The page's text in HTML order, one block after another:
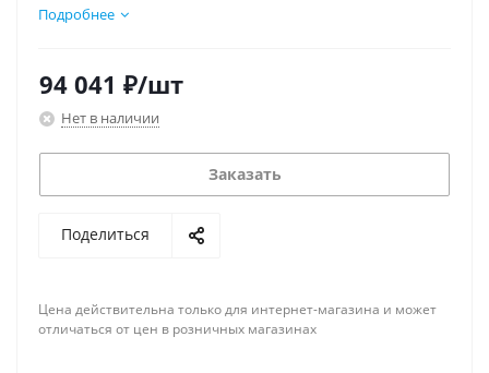
- монтажная длина 280 мм
Подробнее
94 041 ₽/шт
Нет в наличии
Заказать
Поделиться
Цена действительна только для интернет-магазина и может
отличаться от цен в розничных магазинах